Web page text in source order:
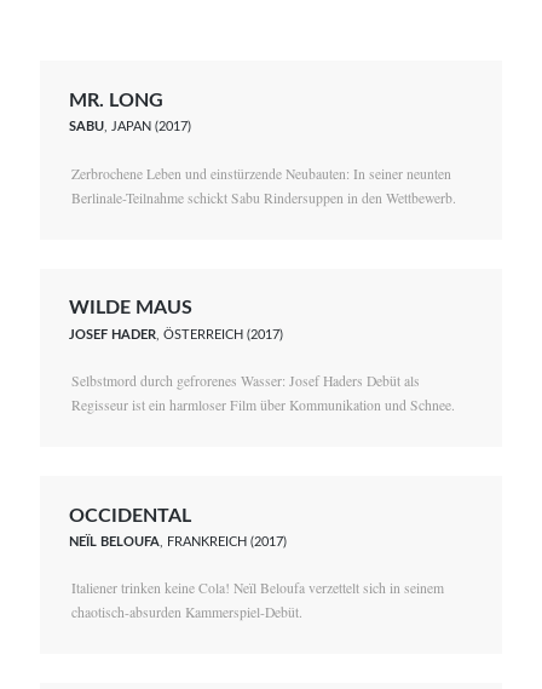
MR. LONG
SABU, JAPAN (2017)
Zerbrochene Leben und einstürzende Neubauten: In seiner neunten
Berlinale-Teilnahme schickt Sabu Rindersuppen in den Wettbewerb.
WILDE MAUS
JOSEF HADER , ÖSTERREICH (2017)
Selbstmord durch gefrorenes Wasser: Josef Haders Debüt als
Regisseur ist ein harmloser Film über Kommunikation und Schnee.
OCCIDENTAL
NEÏL BELOUFA , FRANKREICH (2017)
Italiener trinken keine Cola! Neïl Beloufa verzettelt sich in seinem
chaotisch-absurden Kammerspiel-Debüt.